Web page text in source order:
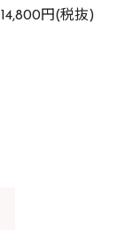
14,800円(税抜)